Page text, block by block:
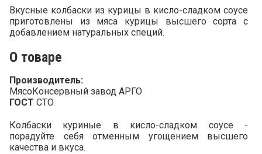
Вкусные колбаски из курицы в кисло-сладком соусе
приготовлены из мяса курицы высшего сорта с
добавлением натуральных специй.
О товаре
Производитель:
МясоКонсервный завод АРГО
ГОСТ СТО
Колбаски куриные в кисло-сладком соусе -
порадуйте себя отменным угощением высшего
качества и вкуса.